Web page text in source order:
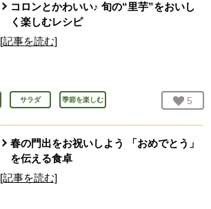
コロンとかわいい♪ 旬の“里芋”をおいし
く楽しむレシピ
[記事を読む]
サラダ 季節を楽しむ お気
5
春の門出をお祝いしよう 「おめでとう」
を伝える食卓
[記事を読む]